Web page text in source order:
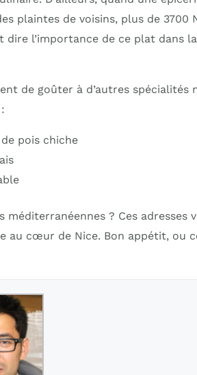
plaintes de voisins, plus de 3700
l’importance de ce plat dans
de goûter à d’autres spécialités
pois chiche
? Ces adresses
au cœur de Nice. Bon appétit, ou